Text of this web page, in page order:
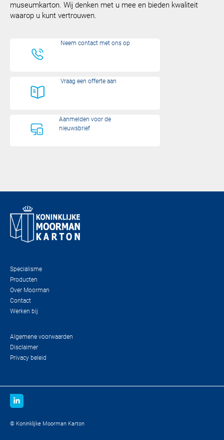
museumkarton. Wij denken met u mee en bieden kwaliteit
waarop u kunt vertrouwen.
Neem contact met ons op
Vraag een offerte aan
Aanmelden voor de
nieuwsbrief
Specialisme
Producten
Over Moorman
Contact
Werken bij
Algemene voorwaarden
Disclaimer
Privacy beleid
© Koninklijke Moorman Karton